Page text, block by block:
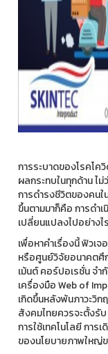
การระบาดของโรคโค
ผลกระทบในทุกด้าน ไ
การดำรงชีวิตของคน
ขึ้นตามมาก็คือ การดำ
เปลี่ยนแปลงไปอย่างไร
เพื่อหาคำเรื่องนี้ ฟิวเ
หรือศูนย์วิจัยอนาคตศึ
เม้นต์ คอร์ปอเรชั่น จำ
เครื่องมือ Web of
เกิดขึ้นหลังพ้นภาวะวิก
สังคมไทยควรจะตั้งรั
การใช้เทคโนโลยี กา
ของนโยบายภาพใหญ่